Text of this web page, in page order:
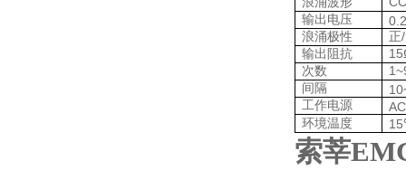
输出电压
浪涌极性 正/
输出阻抗
次数
间隔
工作电源
环境温度 15
索莘